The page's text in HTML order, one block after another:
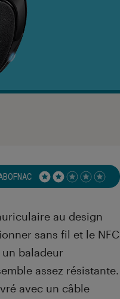
Noté 2 étoiles sur 5
au design
sans fil et le NFC
baladeur
assez résistante.
avec un câble